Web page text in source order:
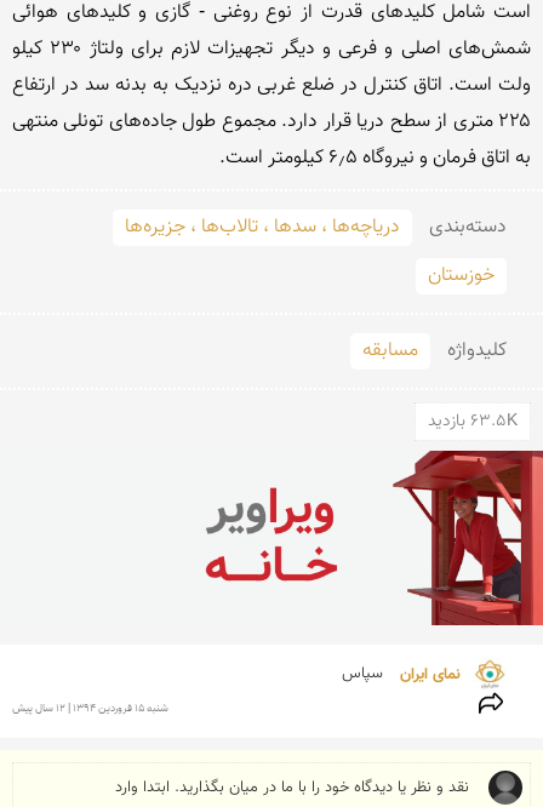
به اتاق فرمان و نیروگاه ۶٫۵ کیلومتر است.
دسته‌بندی
دریاچه‌ها ، سدها ، تالاب‌ها ، جزیره‌ها
خوزستان
کلید‌واژه مسابقه
63.5K بازدید
نمای ایران سپاس
شنبه 15 فروردين 1394 | 12 سال پیش